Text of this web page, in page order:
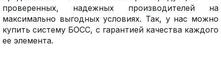
проверенных, надежных производителей на
максимально выгодных условиях. Так, у нас можно
купить систему БОСС, с гарантией качества каждого
ее элемента.